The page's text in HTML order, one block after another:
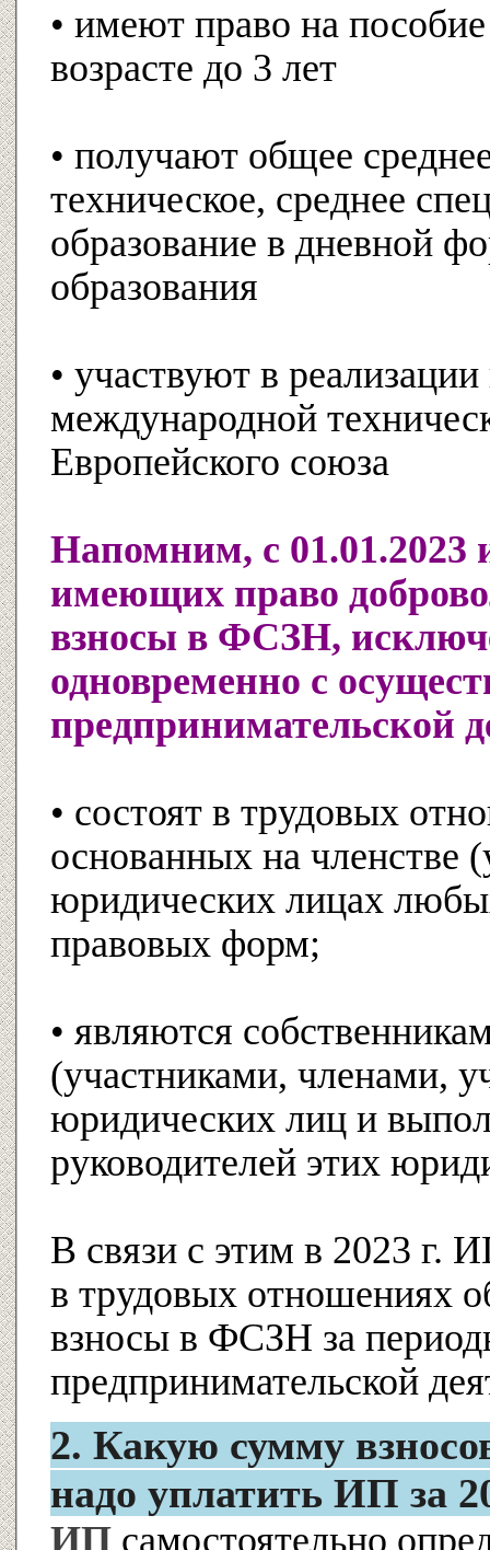
• имеют право на
возрасте до 3 лет
• получают общее
техническое, среднее
образование в дневной
образования
• участвуют в
международной
Европейского союза
Напомним, с 01.01.2023
имеющих право
взносы в ФСЗН,
одновременно с
предпринимательской
• состоят в трудовых
основанных на членстве
юридических лицах
правовых форм;
• являются
(участниками, членами,
юридических лиц и
руководителей этих
В связи с этим в 2023 г.
в трудовых отношениях
взносы в ФСЗН за
предпринимательской
2. Какую сумму
надо уплатить ИП за
ИП самостоятельно